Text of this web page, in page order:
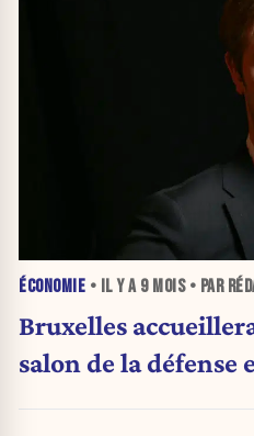
ÉCONOMIE • IL Y A 9 MOIS• PAR
Bruxelles
salon de la défense